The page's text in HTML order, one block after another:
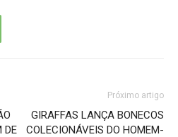
DE
Próximo artigo
GIRAFFAS LANÇA BONECOS
COLECIONÁVEIS DO HOMEM-